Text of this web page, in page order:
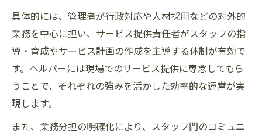
訪問介護の管理者とサ責の役割を比較
訪問介護における兼務の実際と現場の声
サ責と管理者の違いを明確にする重要性
訪問介護でよくある兼務の悩みと対応策
訪問介護管理者の兼務負担を軽減する方法
具体的には、管理者が行政対応や人材採用などの対外的
業務を中心に担い、サービス提供責任者がスタッフの指
導・育成やサービス計画の作成を主導する体制が有効で
す。ヘルパーには現場でのサービス提供に専念してもら
うことで、それぞれの強みを活かした効率的な運営が実
現します。
また、業務分担の明確化により、スタッフ間のコミュニ